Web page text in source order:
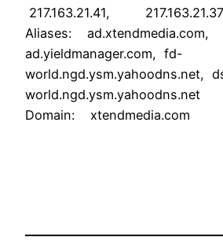
217.163.21.41, 217.163.21.37
Aliases: ad.xtendmedia.com,
ad.yieldmanager.com, fd-
world.ngd.ysm.yahoodns.net,
world.ngd.ysm.yahoodns.net
Domain: xtendmedia.com